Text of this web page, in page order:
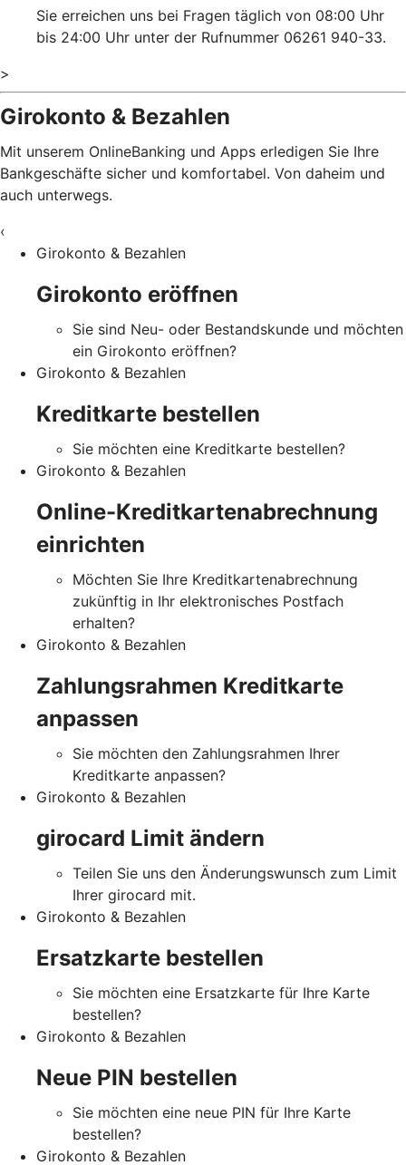
Sie erreichen uns bei Fragen täglich von 08:00 Uhr
bis 24:00 Uhr unter der Rufnummer 06261 940-33.
>
Girokonto & Bezahlen
Mit unserem OnlineBanking und Apps erledigen Sie Ihre
Bankgeschäfte sicher und komfortabel. Von daheim und
auch unterwegs.
‹
Girokonto & Bezahlen
Girokonto eröffnen
Sie sind Neu- oder Bestandskunde und möchten
ein Girokonto eröffnen?
Girokonto & Bezahlen
Kreditkarte bestellen
Sie möchten eine Kreditkarte bestellen?
Girokonto & Bezahlen
Online-Kreditkartenabrechnung
einrichten
Möchten Sie Ihre Kreditkartenabrechnung
zukünftig in Ihr elektronisches Postfach
erhalten?
Girokonto & Bezahlen
Zahlungsrahmen Kreditkarte
anpassen
Sie möchten den Zahlungsrahmen Ihrer
Kreditkarte anpassen?
Girokonto & Bezahlen
girocard Limit ändern
Teilen Sie uns den Änderungswunsch zum Limit
Ihrer girocard mit.
Girokonto & Bezahlen
Ersatzkarte bestellen
Sie möchten eine Ersatzkarte für Ihre Karte
bestellen?
Girokonto & Bezahlen
Neue PIN bestellen
Sie möchten eine neue PIN für Ihre Karte
bestellen?
Girokonto & Bezahlen